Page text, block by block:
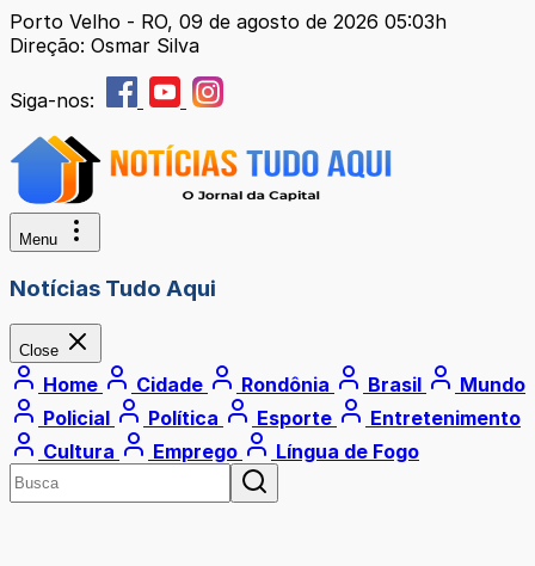
Porto Velho - RO, 09 de agosto de 2026 05:03h
Direção: Osmar Silva
Siga-nos:
Menu
Notícias Tudo Aqui
Close
Home Cidade Rondônia Brasil
Mundo
Policial
Política Esporte
Entretenimento
Cultura
Emprego Língua de Fogo